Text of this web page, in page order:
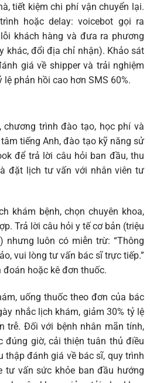
tiết kiệm chi phí vận chuyển lại.
hoặc delay: voicebot gọi ra
khách hàng và đưa ra phương
khác, đổi địa chỉ nhận). Khảo sát
giá về shipper và trải nghiệm
phản hồi cao hơn SMS 60%.
chương trình đào tạo, học phí và
tiếng Anh, đào tạo kỹ năng sử
để trả lời câu hỏi ban đầu, thu
đặt lịch tư vấn với nhân viên tư
khám bệnh, chọn chuyên khoa,
Trả lời câu hỏi y tế cơ bản (triệu
nhưng luôn có miễn trừ: “Thông
vui lòng tư vấn bác sĩ trực tiếp.”
hoặc kê đơn thuốc.
uống thuốc theo đơn của bác
nhắc lịch khám, giảm 30% tỷ lệ
trễ. Đối với bệnh nhân mãn tính,
đúng giờ, cải thiện tuân thủ điều
thập đánh giá về bác sĩ, quy trình
tư vấn sức khỏe ban đầu hướng